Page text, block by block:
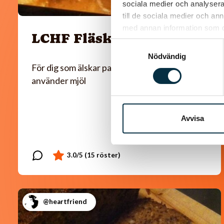
sociala medier och
till de sociala medier och
med annan information som
Samtyckesval
Nödvändig
Avvisa
LCHF Fläskpannkaka
För dig som älskar pannkaka men inte
använder mjöl
@heartfriend